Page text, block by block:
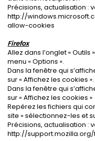
Précisions, actualisation :
http://
allow-cookies
Firefox
Allez dans l’onglet «
menu « Options ».
Dans la fenêtre qui
sur « Affichez les cookies ».
Dans la fenêtre qui
sur « Affichez les cookies »
Repérez les fichiers qui
site » sélectionnez-les et
Précisions, actualisation :
http://support.mozilla.org/